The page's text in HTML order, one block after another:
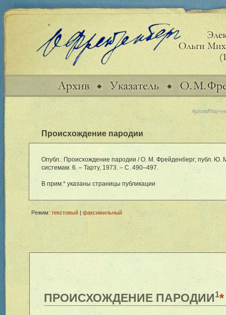
Архив/
Происхождение пародии
Опубл.: Происхождение пародии / О. М. Фрейденберг; публ. Ю.
системам. 6. – Тарту, 1973. – С. 490–497.
В прим.* указаны страницы публикации
Режим: текстовый| факсимильный
ПРОИСХОЖДЕНИЕ ПАРОДИИ1*